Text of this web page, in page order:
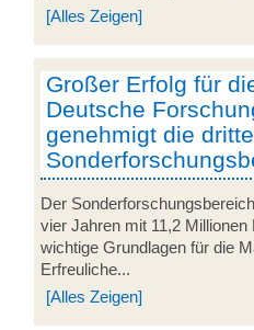
[Alles Zeigen]
Großer Erfolg für
Deutsche
genehmigt die
Der
vier Jahren mit 11,2
wichtige Grundlagen für die
Erfreuliche...
[Alles Zeigen]